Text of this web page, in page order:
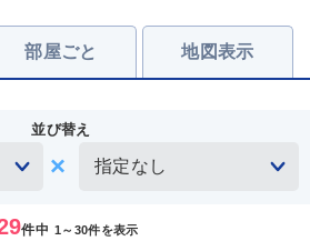
部屋ごと 地図表示
並び替え
件中 1～30件を表示